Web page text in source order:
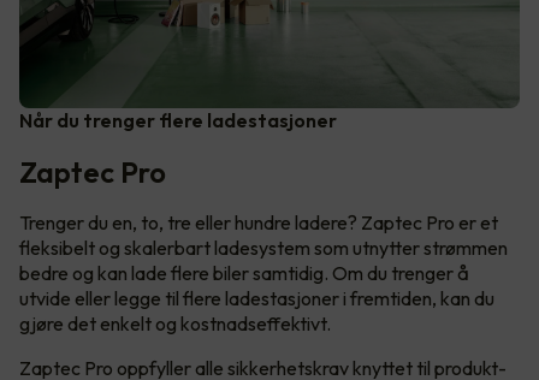
Når du trenger flere ladestasjoner
Zaptec Pro
Trenger du en, to, tre eller hundre ladere? Zaptec Pro er et
fleksibelt og skalerbart ladesystem som utnytter strømmen
bedre og kan lade flere biler samtidig. Om du trenger å
utvide eller legge til flere ladestasjoner i fremtiden, kan du
gjøre det enkelt og kostnadseffektivt.
Zaptec Pro oppfyller alle sikkerhetskrav knyttet til produkt-